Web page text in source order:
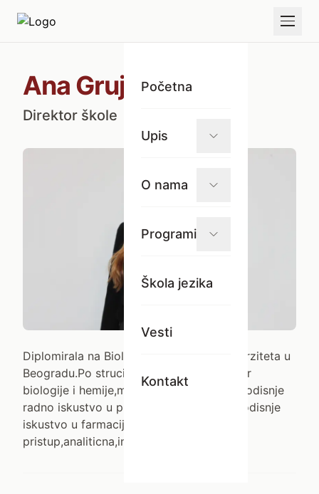
Početna
Upis
O nama
Programi
Škola jezika
Vesti
Kontakt
Ana Grujić
Direktor škole
Diplomirala na Biološkom fakultetu Univerziteta u
Beogradu.Po struci je diplomirani profesor
biologije i hemije,master biolog.Ima visegodisnje
radno iskustvo u prosveti,takodje i visegodisnje
iskustvo u farmaciji.Pedagoski
pristup,analiticna,inovativna.